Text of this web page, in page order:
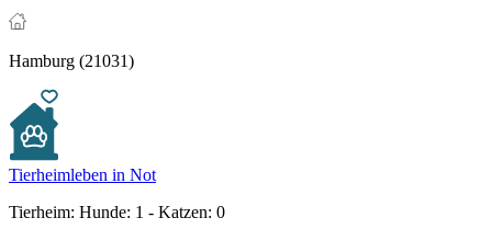
Hamburg (21031)
Tierheimleben in Not
Tierheim: Hunde: 1 - Katzen: 0